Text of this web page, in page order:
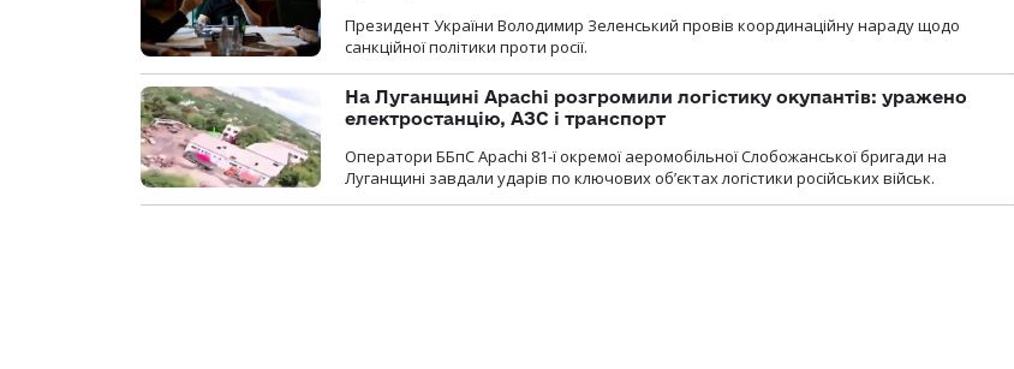
Президент України Володимир Зеленський провів координаційну нараду щодо
санкційної політики проти росії.
На Луганщині Apachi розгромили логістику окупантів: уражено
електростанцію, АЗС і транспорт
Оператори ББпС Apachi 81-ї окремої аеромобільної Слобожанської бригади на
Луганщині завдали ударів по ключових об’єктах логістики російських військ.